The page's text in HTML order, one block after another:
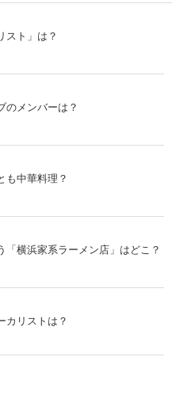
スト」は？
のメンバーは？
も中華料理？
「横浜家系ラーメン店」はどこ？
カリストは？